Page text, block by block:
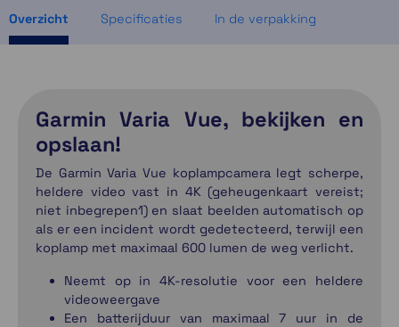
Overzicht Specificaties In de verpakking
Garmin Varia Vue, bekijken en
opslaan!
De Garmin Varia Vue koplampcamera legt scherpe,
heldere video vast in 4K (geheugenkaart vereist;
niet inbegrepen1) en slaat beelden automatisch op
als er een incident wordt gedetecteerd, terwijl een
koplamp met maximaal 600 lumen de weg verlicht.
Neemt op in 4K-resolutie voor een heldere
videoweergave
Een batterijduur van maximaal 7 uur in de